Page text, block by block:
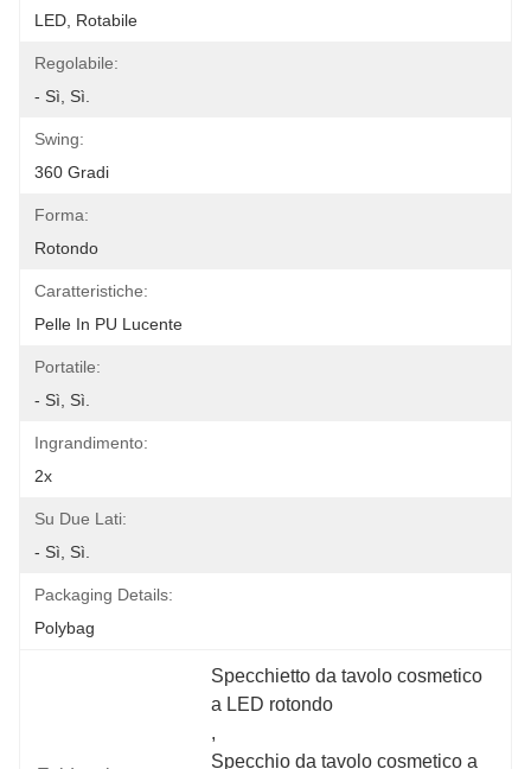
LED, Rotabile
Regolabile:
- Sì, Sì.
Swing:
360 Gradi
Forma:
Rotondo
Caratteristiche:
Pelle In PU Lucente
Portatile:
- Sì, Sì.
Ingrandimento:
2x
Su Due Lati:
- Sì, Sì.
Packaging Details:
Polybag
Specchietto da tavolo cosmetico
a LED rotondo
,
Specchio da tavolo cosmetico a